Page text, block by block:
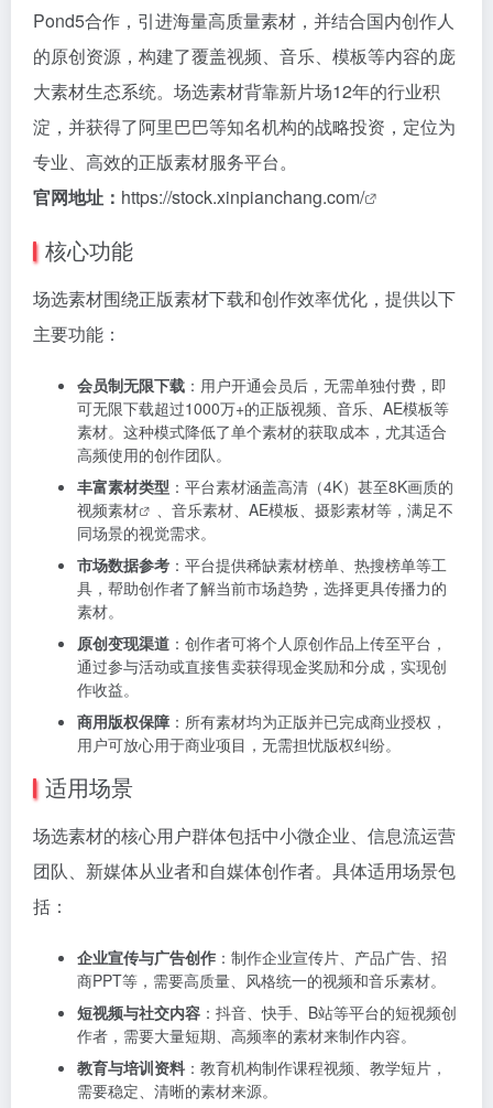
Pond5合作，引进海量高质量素材，并结合国内创作人
的原创资源，构建了覆盖视频、音乐、模板等内容的庞
大素材生态系统。场选素材背靠新片场12年的行业积
淀，并获得了阿里巴巴等知名机构的战略投资，定位为
专业、高效的正版素材服务平台。
官网地址： https://stock.xinpianchang.com/
核心功能
场选素材围绕正版素材下载和创作效率优化，提供以下
主要功能：
会员制无限下载 ：用户开通会员后，无需单独付费，即
可无限下载超过1000万+的正版视频、音乐、AE模板等
素材。这种模式降低了单个素材的获取成本，尤其适合
高频使用的创作团队。
丰富素材类型 ：平台素材涵盖高清（4K）甚至8K画质的
视频素材
、音乐素材、AE模板、摄影素材等，满足不
同场景的视觉需求。
市场数据参考 ：平台提供稀缺素材榜单、热搜榜单等工
具，帮助创作者了解当前市场趋势，选择更具传播力的
素材。
原创变现渠道 ：创作者可将个人原创作品上传至平台，
通过参与活动或直接售卖获得现金奖励和分成，实现创
作收益。
商用版权保障 ：所有素材均为正版并已完成商业授权，
用户可放心用于商业项目，无需担忧版权纠纷。
适用场景
场选素材的核心用户群体包括中小微企业、信息流运营
团队、新媒体从业者和自媒体创作者。具体适用场景包
括：
企业宣传与广告创作 ：制作企业宣传片、产品广告、招
商PPT等，需要高质量、风格统一的视频和音乐素材。
短视频与社交内容 ：抖音、快手、B站等平台的短视频创
作者，需要大量短期、高频率的素材来制作内容。
教育与培训资料 ：教育机构制作课程视频、教学短片，
需要稳定、清晰的素材来源。